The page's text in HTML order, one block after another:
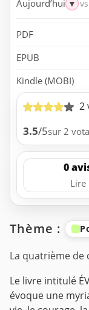
Aujourd’hui ▼
PDF
EPUB
Kindle (MOBI)
2
3.5/5sur 2
0
Lire
Thème :
La quatrième de
Le livre intitulé
évoque une